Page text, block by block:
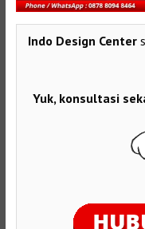
Indo Design Center
Yuk, konsultasi